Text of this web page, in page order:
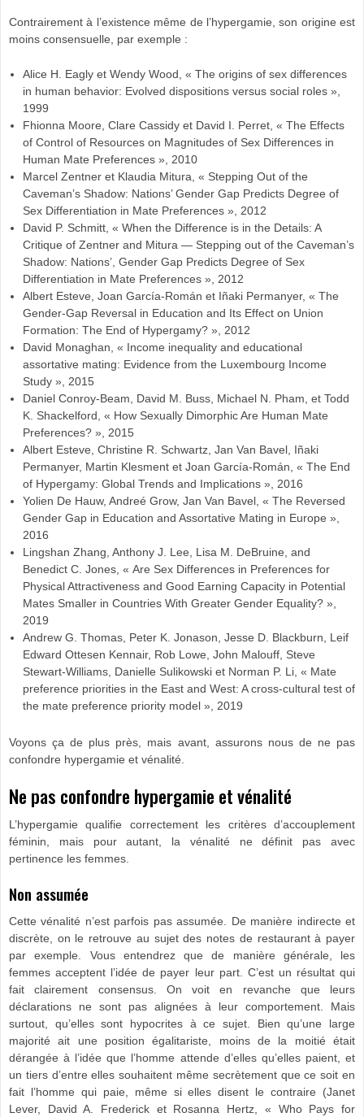
Contrairement à l’existence même de l’hypergamie, son origine est
moins consensuelle, par exemple :
Alice H. Eagly et Wendy Wood, « The origins of sex differences
in human behavior: Evolved dispositions versus social roles »,
1999
Fhionna Moore, Clare Cassidy et David I. Perret, « The Effects
of Control of Resources on Magnitudes of Sex Differences in
Human Mate Preferences », 2010
Marcel Zentner et Klaudia Mitura, « Stepping Out of the
Caveman’s Shadow: Nations’ Gender Gap Predicts Degree of
Sex Differentiation in Mate Preferences », 2012
David P. Schmitt, « When the Difference is in the Details: A
Critique of Zentner and Mitura ― Stepping out of the Caveman’s
Shadow: Nations’, Gender Gap Predicts Degree of Sex
Differentiation in Mate Preferences », 2012
Albert Esteve, Joan García-Román et Iñaki Permanyer, « The
Gender-Gap Reversal in Education and Its Effect on Union
Formation: The End of Hypergamy? », 2012
David Monaghan, « Income inequality and educational
assortative mating: Evidence from the Luxembourg Income
Study », 2015
Daniel Conroy-Beam, David M. Buss, Michael N. Pham, et Todd
K. Shackelford, « How Sexually Dimorphic Are Human Mate
Preferences? », 2015
Albert Esteve, Christine R. Schwartz, Jan Van Bavel, Iñaki
Permanyer, Martin Klesment et Joan García-Román, « The End
of Hypergamy: Global Trends and Implications », 2016
Yolien De Hauw, Andreé Grow, Jan Van Bavel, « The Reversed
Gender Gap in Education and Assortative Mating in Europe »,
2016
Lingshan Zhang, Anthony J. Lee, Lisa M. DeBruine, and
Benedict C. Jones, « Are Sex Differences in Preferences for
Physical Attractiveness and Good Earning Capacity in Potential
Mates Smaller in Countries With Greater Gender Equality? »,
2019
Andrew G. Thomas, Peter K. Jonason, Jesse D. Blackburn, Leif
Edward Ottesen Kennair, Rob Lowe, John Malouff, Steve
Stewart‐Williams, Danielle Sulikowski et Norman P. Li, « Mate
preference priorities in the East and West: A cross‐cultural test of
the mate preference priority model », 2019
Voyons ça de plus près, mais avant, assurons nous de ne pas
confondre hypergamie et vénalité.
Ne pas confondre hypergamie et vénalité
L’hypergamie qualifie correctement les critères d’accouplement
féminin, mais pour autant, la vénalité ne définit pas avec
pertinence les femmes.
Non assumée
Cette vénalité n’est parfois pas assumée. De manière indirecte et
discrète, on le retrouve au sujet des notes de restaurant à payer
par exemple. Vous entendrez que de manière générale, les
femmes acceptent l’idée de payer leur part. C’est un résultat qui
fait clairement consensus. On voit en revanche que leurs
déclarations ne sont pas alignées à leur comportement. Mais
surtout, qu’elles sont hypocrites à ce sujet. Bien qu’une large
majorité ait une position égalitariste, moins de la moitié était
dérangée à l’idée que l’homme attende d’elles qu’elles paient, et
un tiers d’entre elles souhaitent même secrètement que ce soit en
fait l’homme qui paie, même si elles disent le contraire (Janet
Lever, David A. Frederick et Rosanna Hertz, « Who Pays for